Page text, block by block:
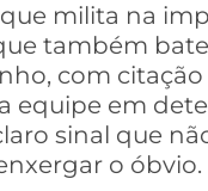
milita na
também
com
equipe em
sinal que
o óbvio.